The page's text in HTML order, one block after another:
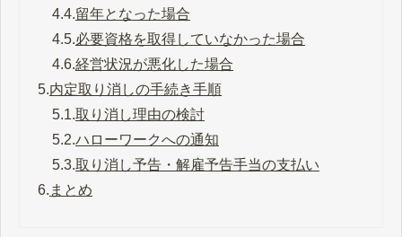
4.4.留年となった場合
4.5.必要資格を取得していなかった場合
4.6.経営状況が悪化した場合
5.内定取り消しの手続き手順
5.1.取り消し理由の検討
5.2.ハローワークへの通知
5.3.取り消し予告・解雇予告手当の支払い
6. まとめ